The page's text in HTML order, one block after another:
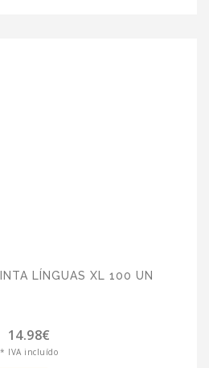
LÍNGUAS XL 100 UN
14.98€
* IVA incluído